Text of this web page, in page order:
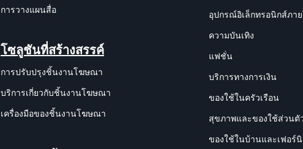
การวางแผนสื่อ
โซลูชันที่สร้างสรรค์
การปรับปรุงชิ้นงานโฆษณา
บริการเกี่ยวกับชิ้นงานโฆษณา
เครื่องมือของชิ้นงานโฆษณา
อุปกรณ์อิเล็กทรอนิกส์ภา
ความบันเทิง
แฟชั่น
บริการทางการเงิน
ของใช้ในครัวเรือน
สุขภาพและของใช้ส่วนตั
ของใช้ในบ้านและเฟอร์นิ